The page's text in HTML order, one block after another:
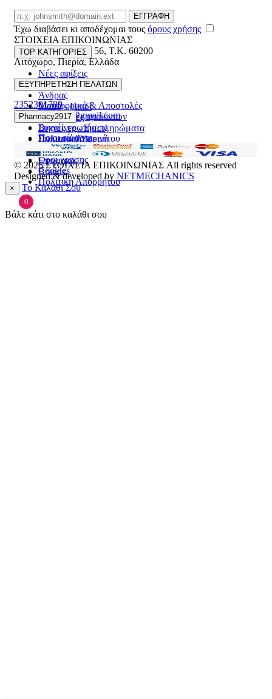
Email
ΕΓΓΡΑΦΗ
Έχω διαβάσει κι αποδέχομαι τους όρους χρήσης
ΣΤΟΙΧΕΙΑ ΕΠΙΚΟΙΝΩΝΙΑΣ
Βασ. Κωνσταντίνου 56, T.K. 60200
Λιτόχωρο,Πιερία,Ελλάδα
ΓΕΜΗ:165892448000
2352301789
pharmacy2917@gmail.com
TOP ΚΑΤΗΓΟΡΙΕΣ
Νέες αφίξεις
Γυναίκα
Άνδρας
Μαμά - Παιδί
Προσφορές
Βιταμίνες - Συμπληρώματα
Στοματική Υγιεινή
Πρόσωπο
Εποχιακά
Brands
ΕΞΥΠΗΡΕΤΗΣΗ ΠΕΛΑΤΩΝ
Μεταφορικά & Αποστολές
Επιστροφές προϊόντων
Συχνές ερωτήσεις
Πολιτική Απορρήτου
Pharmacy2917
Ποιοι είμαστε
Επικοινωνία
Όροι χρήσης
Cookies
Πολιτική Απορρήτου
© 2026ΣΤΟΙΧΕΙΑ ΕΠΙΚΟΙΝΩΝΙΑΣ All rights reserved
Designed & developed by NETMECHANICS
× Το Καλάθι Σου
0
Βάλε κάτι στο καλάθι σου